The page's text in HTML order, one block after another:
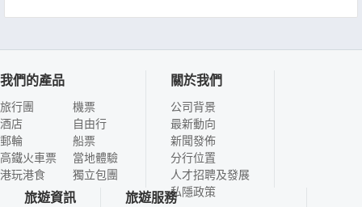
我們的產品
旅行團
酒店
郵輪
高鐵火車票
港玩港食
機票
自由行
船票
當地體驗
獨立包團
關於我們
公司背景
最新動向
新聞發佈
分行位置
人才招聘及發展
私隱政策
旅遊資訊 旅遊服務